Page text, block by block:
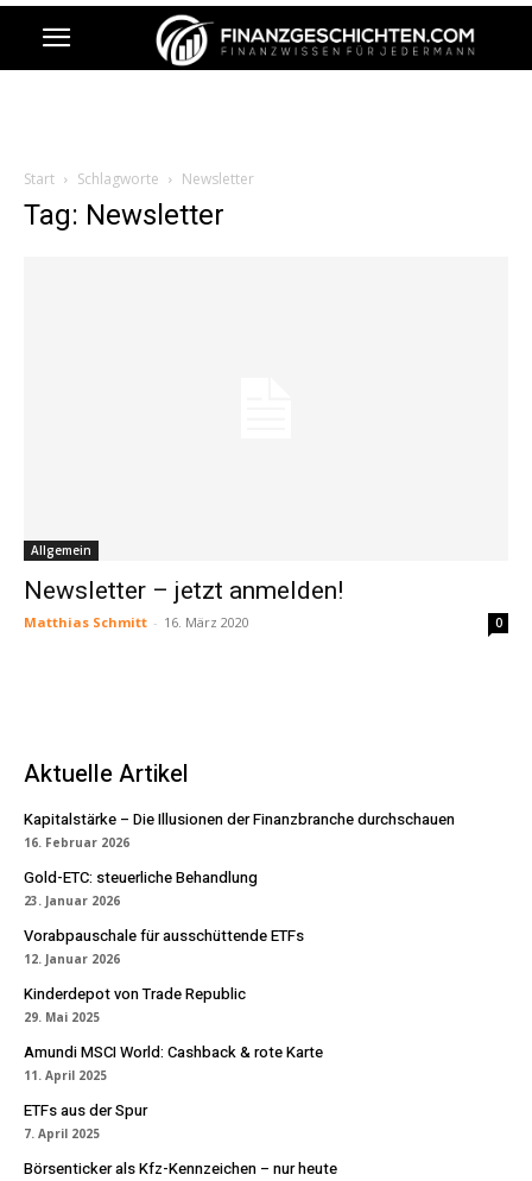
Start Schlagworte Newsletter
Tag: Newsletter
Allgemein
Newsletter – jetzt anmelden!
Matthias Schmitt - 16. März 2020 0
Aktuelle Artikel
Kapitalstärke – Die Illusionen der Finanzbranche durchschauen
16. Februar 2026
Gold-ETC: steuerliche Behandlung
23. Januar 2026
Vorabpauschale für ausschüttende ETFs
12. Januar 2026
Kinderdepot von Trade Republic
29. Mai 2025
Amundi MSCI World: Cashback & rote Karte
11. April 2025
ETFs aus der Spur
7. April 2025
Börsenticker als Kfz-Kennzeichen – nur heute